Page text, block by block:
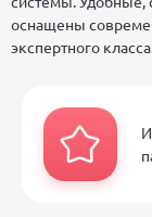
оснащены
экспертного